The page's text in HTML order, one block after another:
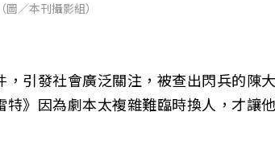
／本刊攝影組）
引發社會廣泛關注，被查出閃兵的陳
》因為劇本太複雜難臨時換人，才讓